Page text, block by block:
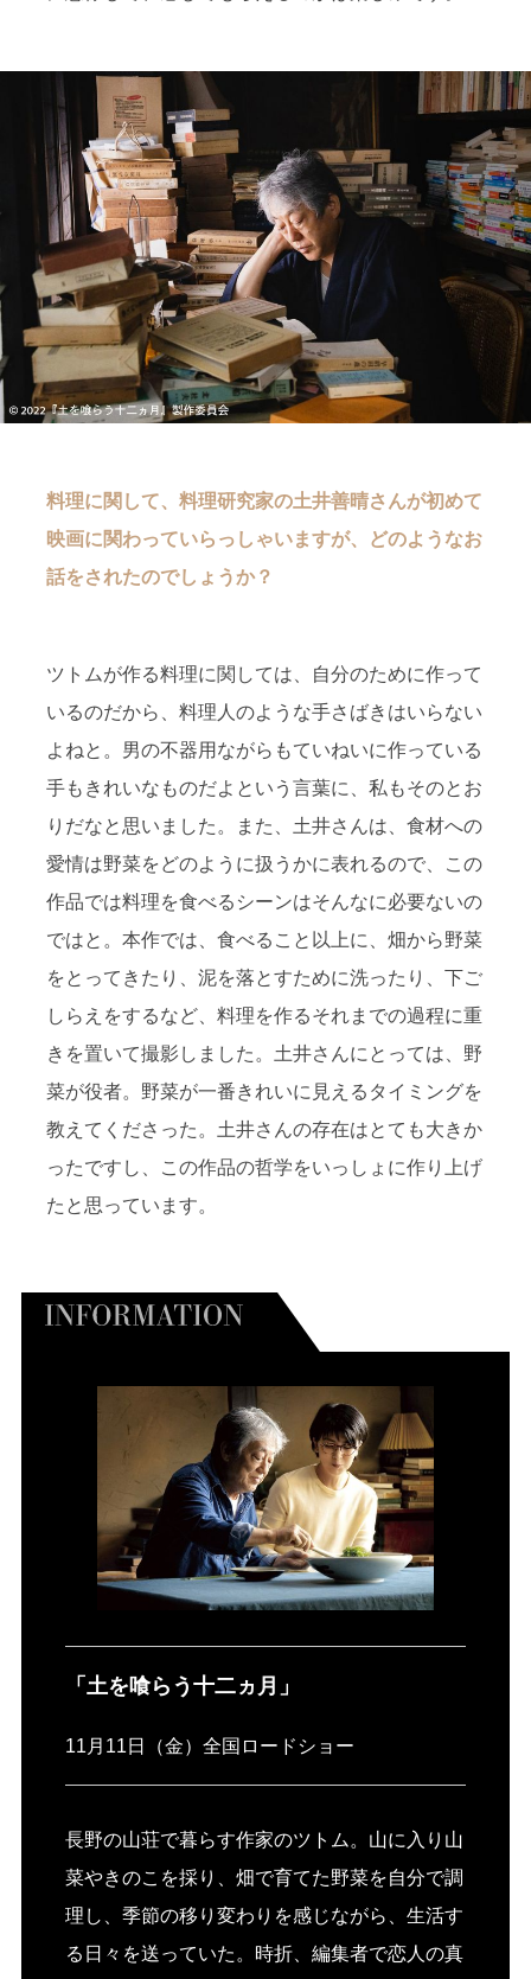
料理に関して、料理研究家の土井善晴さんが初めて
映画に関わっていらっしゃいますが、どのようなお
話をされたのでしょうか？
ツトムが作る料理に関しては、自分のために作って
いるのだから、料理人のような手さばきはいらない
よねと。男の不器用ながらもていねいに作っている
手もきれいなものだよという言葉に、私もそのとお
りだなと思いました。また、土井さんは、食材への
愛情は野菜をどのように扱うかに表れるので、この
作品では料理を食べるシーンはそんなに必要ないの
ではと。本作では、食べること以上に、畑から野菜
をとってきたり、泥を落とすために洗ったり、下ご
しらえをするなど、料理を作るそれまでの過程に重
きを置いて撮影しました。土井さんにとっては、野
菜が役者。野菜が一番きれいに見えるタイミングを
教えてくださった。土井さんの存在はとても大きか
ったですし、この作品の哲学をいっしょに作り上げ
たと思っています。
「土を喰らう十二ヵ月」
11月11日（金）全国ロードショー
長野の山荘で暮らす作家のツトム。山に入り山
菜やきのこを採り、畑で育てた野菜を自分で調
理し、季節の移り変わりを感じながら、生活す
る日々を送っていた。時折、編集者で恋人の真